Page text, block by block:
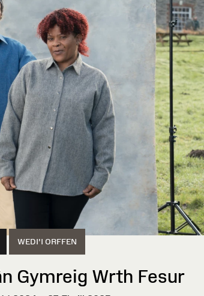
WEDI'I ORFFEN
Gymreig Wrth Fesur